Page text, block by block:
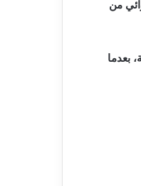
عشوائي من
بعدما